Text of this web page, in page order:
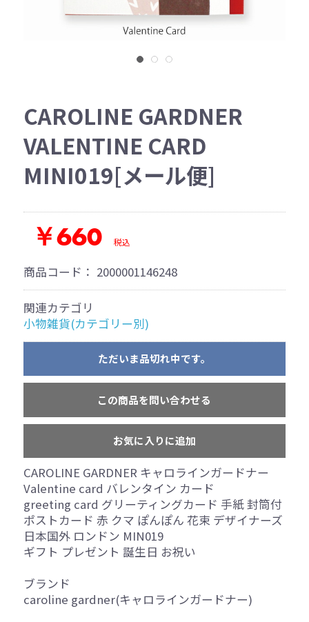
CAROLINE GARDNER
VALENTINE CARD
MINI019[メール便]
￥660 税込
商品コード： 2000001146248
関連カテゴリ
小物雑貨(カテゴリー別)
ただいま品切れ中です。
この商品を問い合わせる
お気に入りに追加
CAROLINE GARDNER キャロラインガードナー
Valentine card バレンタイン カード
greeting card グリーティングカード 手紙 封筒付
ポストカード 赤 クマ ぽんぽん 花束 デザイナーズ
日本国外 ロンドン MIN019
ギフト プレゼント 誕生日 お祝い
ブランド
caroline gardner(キャロラインガードナー)